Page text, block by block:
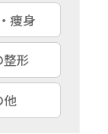
痩身
整形
他